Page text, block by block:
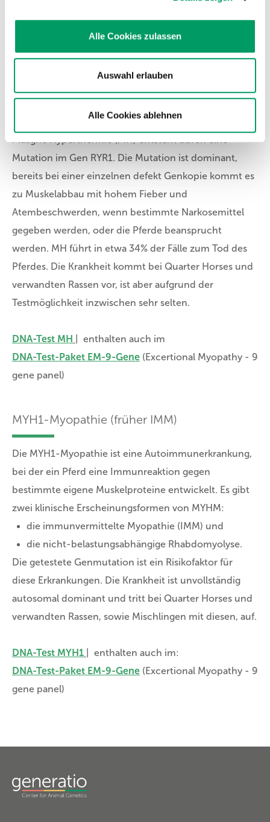
Alle Cookies zulassen
Auswahl erlauben
Alle Cookies ablehnen
DNA-Test-Paket MIM + PSSM1
Maligne Hyperthermie (MH) entsteht durch eine
Mutation im Gen RYR1. Die Mutation ist dominant,
bereits bei einer einzelnen defekt Genkopie kommt es
zu Muskelabbau mit hohem Fieber und
Atembeschwerden, wenn bestimmte Narkosemittel
gegeben werden, oder die Pferde beansprucht
werden. MH führt in etwa 34% der Fälle zum Tod des
Pferdes. Die Krankheit kommt bei Quarter Horses und
verwandten Rassen vor, ist aber aufgrund der
Testmöglichkeit inzwischen sehr selten.
DNA-Test MH
| enthalten auch im
DNA-Test-Paket EM-9-Gene (Excertional Myopathy - 9
gene panel)
MYH1-Myopathie (früher IMM)
Die MYH1-Myopathie ist eine Autoimmunerkrankung,
bei der ein Pferd eine Immunreaktion gegen
bestimmte eigene Muskelproteine entwickelt. Es gibt
zwei klinische Erscheinungsformen von MYHM:
die immunvermittelte Myopathie (IMM) und
die nicht-belastungsabhängige Rhabdomyolyse.
Die getestete Genmutation ist ein Risikofaktor für
diese Erkrankungen. Die Krankheit ist unvollständig
autosomal dominant und tritt bei Quarter Horses und
verwandten Rassen, sowie Mischlingen mit diesen, auf.
DNA-Test MYH1
| enthalten auch im:
DNA-Test-Paket EM-9-Gene (Excertional Myopathy - 9
gene panel)